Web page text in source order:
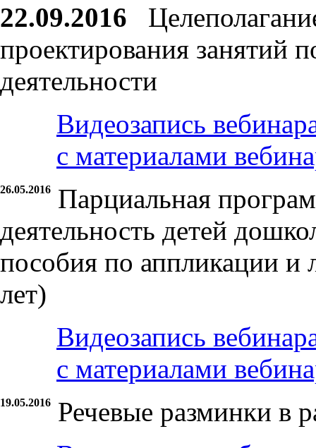
22.09.2016
проектирования занятий
деятельности
Видеозапись
с материалами
26.05.2016
Парциальная
деятельность детей
пособия по аппликации и
лет)
Видеозапись
с материалами
19.05.2016
Речевые разминки в